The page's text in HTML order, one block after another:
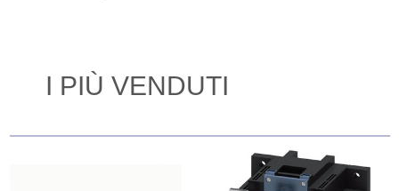
I PIÙ VENDUTI